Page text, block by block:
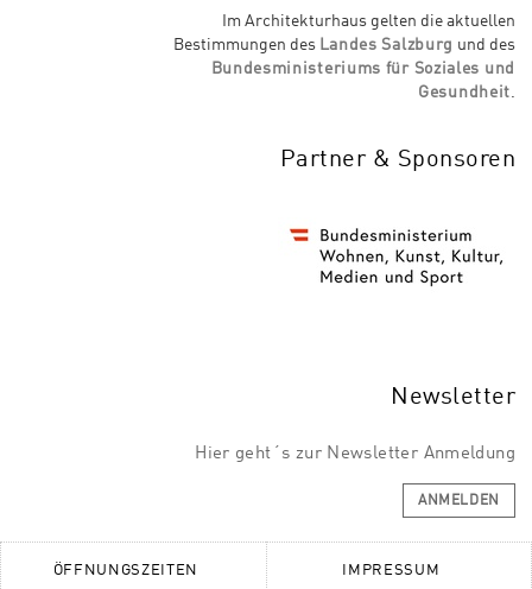
Im Architekturhaus gelten die aktuellen
Bestimmungen des Landes Salzburg und des
Bundesministeriums für Soziales und
Gesundheit.
Partner & Sponsoren
Newsletter
Hier geht´s zur Newsletter Anmeldung
ANMELDEN
ÖFFNUNGSZEITEN IMPRESSUM